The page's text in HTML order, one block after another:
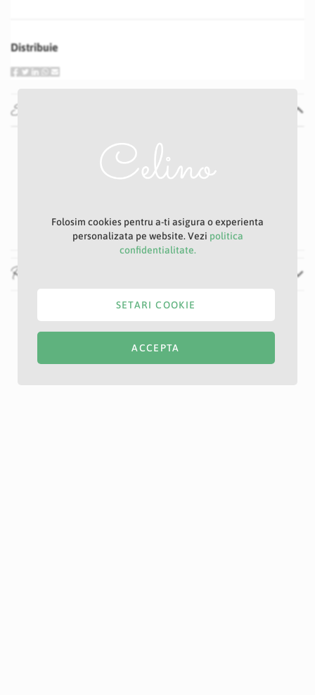
Distribuie
Specificatii
20 cm
Recenzii
Folosim cookies pentru a-ti asigura o experienta
personalizata pe website. Vezi politica
confidentialitate.
ACCEPTA
SETARI COOKIE